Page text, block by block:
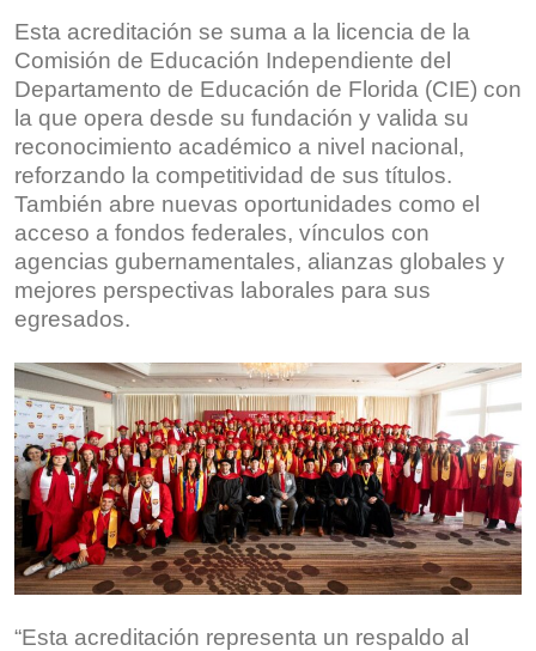
Esta acreditación se suma a la licencia de la
Comisión de Educación Independiente del
Departamento de Educación de Florida (CIE) con
la que opera desde su fundación y valida su
reconocimiento académico a nivel nacional,
reforzando la competitividad de sus títulos.
También abre nuevas oportunidades como el
acceso a fondos federales, vínculos con
agencias gubernamentales, alianzas globales y
mejores perspectivas laborales para sus
egresados.
“Esta acreditación representa un respaldo al